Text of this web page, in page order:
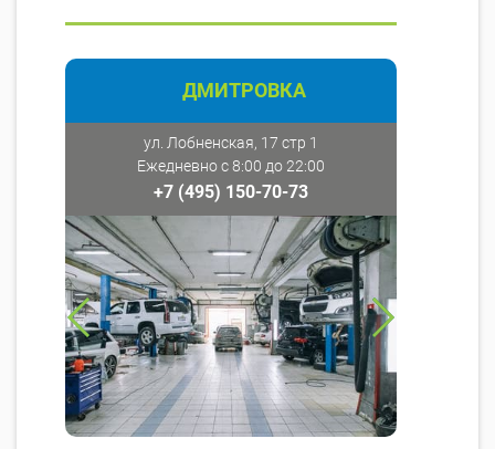
ДМИТРОВКА
ул. Лобненская, 17 стр 1
Ежедневно с 8:00 до 22:00
+7 (495) 150-70-73